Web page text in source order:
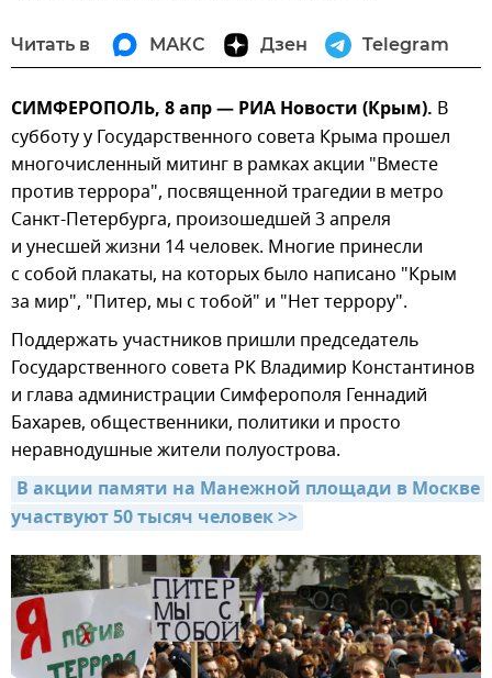
Читать в МАКС Дзен Telegram
СИМФЕРОПОЛЬ, 8 апр — РИА Новости (Крым). В
субботу у Государственного совета Крыма прошел
многочисленный митинг в рамках акции "Вместе
против террора", посвященной трагедии в метро
Санкт-Петербурга, произошедшей 3 апреля
и унесшей жизни 14 человек. Многие принесли
с собой плакаты, на которых было написано "Крым
за мир", "Питер, мы с тобой" и "Нет террору".
Поддержать участников пришли председатель
Государственного совета РК Владимир Константинов
и глава администрации Симферополя Геннадий
Бахарев, общественники, политики и просто
неравнодушные жители полуострова.
В акции памяти на Манежной площади в Москве
участвуют 50 тысяч человек >>